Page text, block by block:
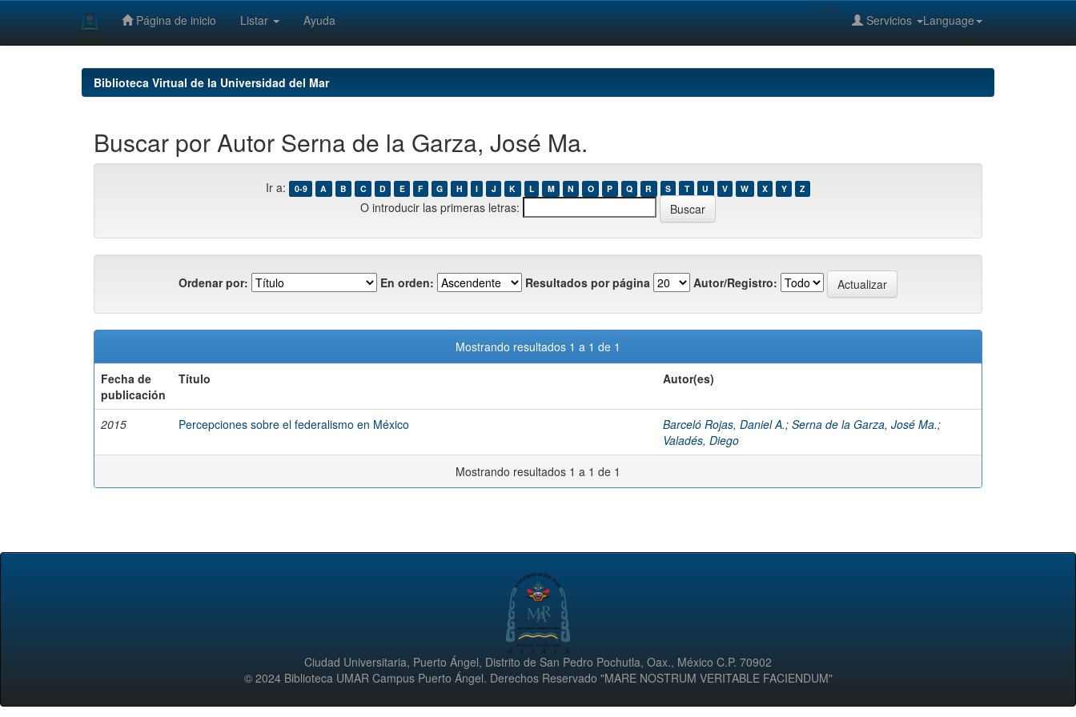
Página de inicio Listar Ayuda Language
Servicios
--%>
Biblioteca Virtual de la Universidad del Mar
Buscar por Autor Serna de la Garza, José Ma.
Ir a: 0-9 A B C D E F G H I J K L M N O P Q R S T U V W X Y Z
O introducir las primeras letras:
Ordenar por: En orden: Resultados por página Autor/Registro:
Mostrando resultados 1 a 1 de 1
Fecha de
publicación
Título Autor(es)
2015 Percepciones sobre el federalismo en México Barceló Rojas, Daniel A.; Serna de la Garza, José Ma.;
Valadés, Diego
Mostrando resultados 1 a 1 de 1
Ciudad Universitaria, Puerto Ángel, Distrito de San Pedro Pochutla, Oax., México C.P. 70902
© 2024 Biblioteca UMAR Campus Puerto Ángel. Derechos Reservado "MARE NOSTRUM VERITABLE FACIENDUM"